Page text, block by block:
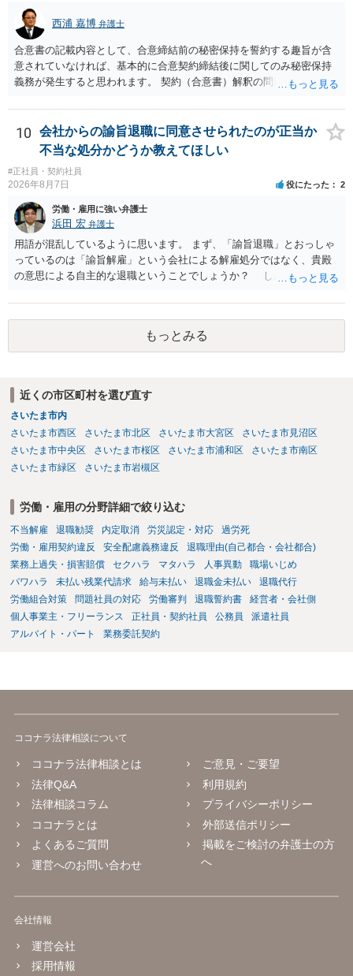
と思います（個々の弁護士次第なので一般化はできません）。 早めに
弁護士に直接面談で相談されることをお勧めします。
西浦 嘉博 弁護士
合意書の記載内容として、合意締結前の秘密保持を誓約する趣旨が含
意されていなければ、基本的に合意契約締結後に関してのみ秘密保持
義務が発生すると思われます。 契約（合意書）解釈の問題ですので、
場合、最寄りの法律事務所で相談されることを検討ください。
10
会社からの諭旨退職に同意させられたのが正当か
不当な処分かどうか教えてほしい
#正社員・契約社員
2026年8月7日 役にたった 2
労働・雇用に強い弁護士
浜田 宏 弁護士
用語が混乱しているように思います。 まず、「諭旨退職」とおっしゃ
っているのは「諭旨解雇」という会社による解雇処分ではなく、貴殿
の意思による自主的な退職ということでしょうか？ しかし、記載さ
す。 その場合、解雇には客観的で合理的な理由が必要であり、かつ
解雇という処分が社会通念上相当と認められない限り、解雇は無効で
す。 結局、貴殿のネット炎上の内容や原因、勤務先に与えた影響な
どを具体的に検討しなければ、何とも申し上げることができません。
士にご相談下さい。
もっとみる
近くの市区町村を選び直す
さいたま市内
さいたま市西区
さいたま市北区 さいたま市大宮区
さいたま市見沼区
さいたま市中央区
さいたま市桜区 さいたま市浦和区
さいたま市南区
さいたま市緑区
さいたま市岩槻区
労働・雇用の分野詳細で絞り込む
不当解雇 退職勧奨 内定取消 労災認定・対応
過労死
労働・雇用契約違反
安全配慮義務違反
退職理由(自己都合・会社都合)
業務上過失・損害賠償
セクハラ マタハラ 人事異動
職場いじめ
パワハラ
未払い残業代請求 給与未払い 退職金未払い
退職代行
労働組合対策
問題社員の対応 労働審判 退職誓約書
経営者・会社側
個人事業主・フリーランス
正社員・契約社員 公務員
派遣社員
アルバイト・パート
業務委託契約
ココナラ法律相談について
ココナラ法律相談とは
法律Q&A
法律相談コラム
ココナラとは
よくあるご質問
運営へのお問い合わせ
ご意見・ご要望
利用規約
プライバシーポリシー
外部送信ポリシー
掲載をご検討の弁護士の方
へ
会社情報
運営会社
採用情報